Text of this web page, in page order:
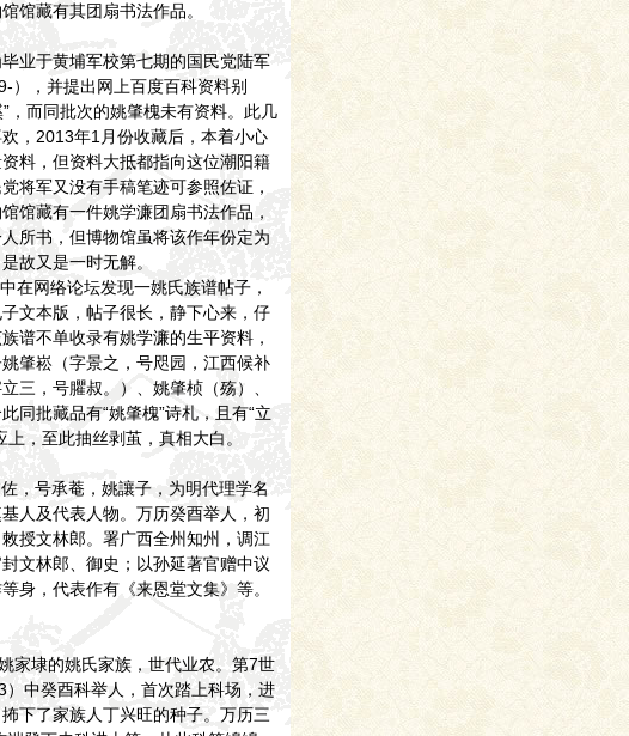
馆藏有其团扇书法作品。
业于黄埔军校第七期的国民党陆军
），并提出网上百度百科资料别
，而同批次的姚肇槐未有资料。此几
，2013年1月份收藏后，本着小心
料，但资料大抵都指向这位潮阳籍
将军又没有手稿笔迹可参照佐证，
馆藏有一件姚学濂团扇书法作品，
所书，但博物馆虽将该作年份定为
故又是一时无解。
在网络论坛发现一姚氏族谱帖子，
文本版，帖子很长，静下心来，仔
谱不单收录有姚学濂的生平资料，
肇崧（字景之，号咫园，江西候补
三，号臞叔。）、姚肇桢（殇）、
同批藏品有“姚肇槐”诗札，且有“立
，至此抽丝剥茧，真相大白。
，号承菴，姚讓子，为明代理学名
人及代表人物。万历癸酉举人，初
授文林郎。署广西全州知州，调江
文林郎、御史；以孙延著官赠中议
身，代表作有《来恩堂文集》等。
家埭的姚氏家族，世代业农。第7世
中癸酉科举人，首次踏上科场，进
下了家族人丁兴旺的种子。万历三